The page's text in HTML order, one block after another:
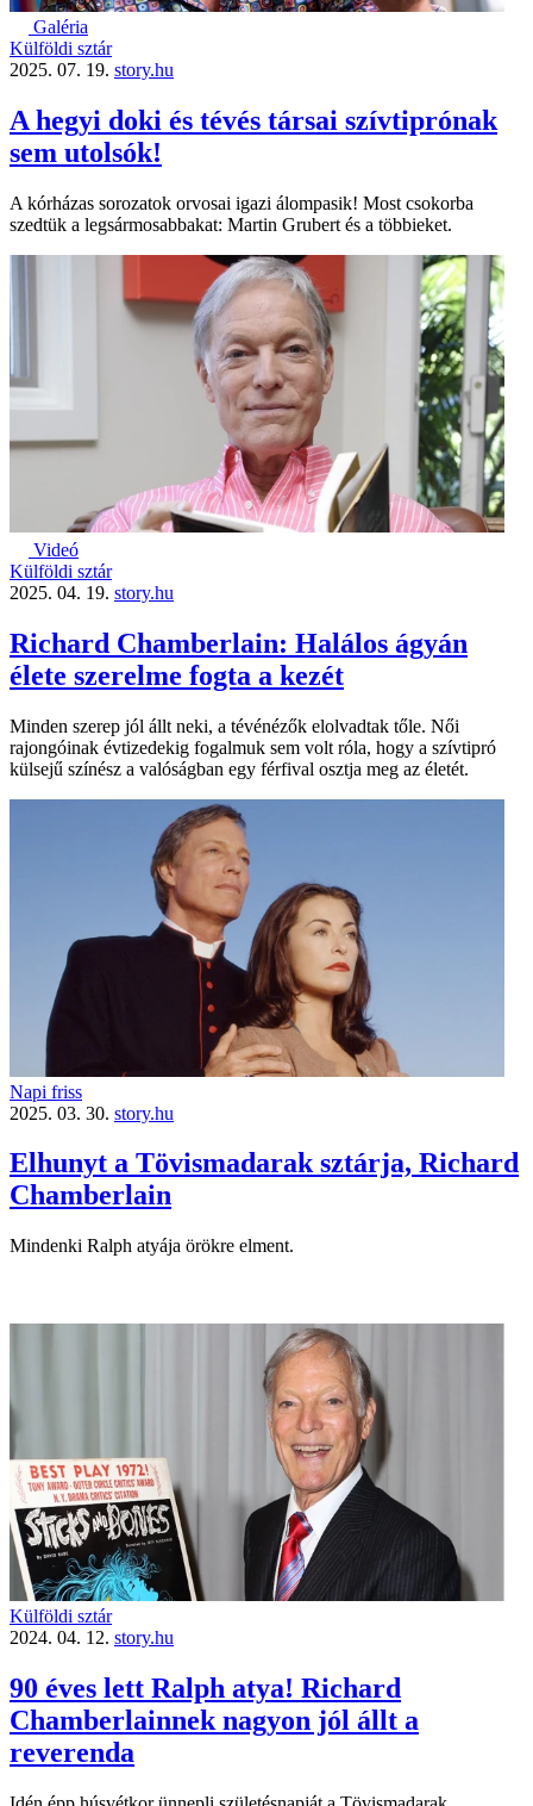
Galéria
Külföldi sztár
2025. 07. 19. story.hu
A hegyi doki és tévés társai szívtiprónak
sem utolsók!
A kórházas sorozatok orvosai igazi álompasik! Most csokorba
szedtük a legsármosabbakat: Martin Grubert és a többieket.
Videó
Külföldi sztár
2025. 04. 19. story.hu
Richard Chamberlain: Halálos ágyán
élete szerelme fogta a kezét
Minden szerep jól állt neki, a tévénézők elolvadtak tőle. Női
rajongóinak évtizedekig fogalmuk sem volt róla, hogy a szívtipró
külsejű színész a valóságban egy férfival osztja meg az életét.
Napi friss
2025. 03. 30. story.hu
Elhunyt a Tövismadarak sztárja, Richard
Chamberlain
Mindenki Ralph atyája örökre elment.
Külföldi sztár
2024. 04. 12. story.hu
90 éves lett Ralph atya! Richard
Chamberlainnek nagyon jól állt a
reverenda